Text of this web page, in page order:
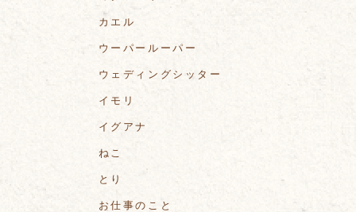
カエル
ウーパールーパー
ウェディングシッター
イモリ
イグアナ
ねこ
とり
お仕事のこと